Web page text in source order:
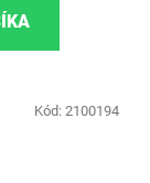
Kód: 2100194